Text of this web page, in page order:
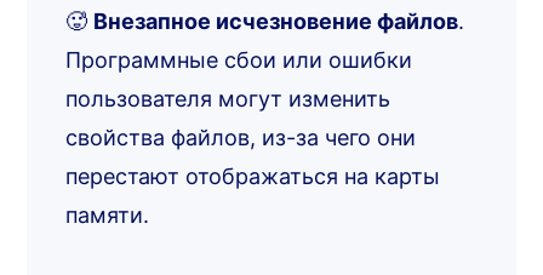
🥵 Внезапное исчезновение файлов.
Программные сбои или ошибки
пользователя могут изменить
свойства файлов, из-за чего они
перестают отображаться на карты
памяти.